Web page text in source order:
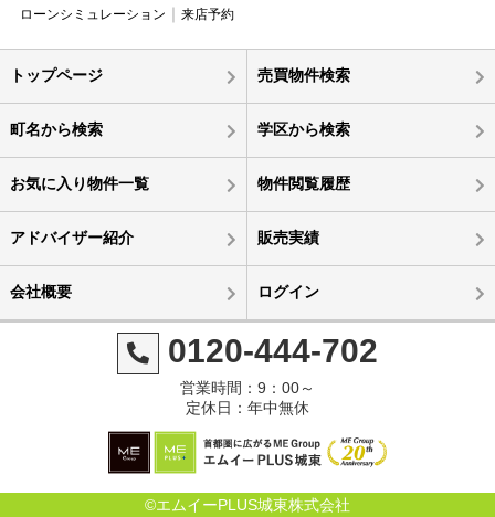
ローンシミュレーション
来店予約
トップページ 売買物件検索
町名から検索 学区から検索
お気に入り物件一覧 物件閲覧履歴
アドバイザー紹介 販売実績
会社概要 ログイン
0120-444-702
営業時間：9：00～
定休日：年中無休
©エムイーPLUS城東株式会社